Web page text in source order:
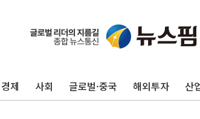
경제 사회 글로벌·중국 해외투자 산
미 연준 매파 기세 꺾이나…고
[종합] 이슬람 수니파 3국, '공